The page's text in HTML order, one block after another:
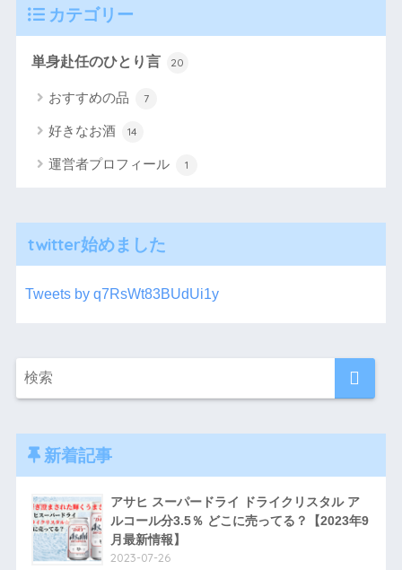
カテゴリー
単身赴任のひとり言 20
おすすめの品 7
好きなお酒 14
運営者プロフィール 1
twitter始めました
Tweets by q7RsWt83BUdUi1y
新着記事
アサヒ スーパードライ ドライクリスタル ア
ルコール分3.5％ どこに売ってる？【2023年9
月最新情報】
2023-07-26